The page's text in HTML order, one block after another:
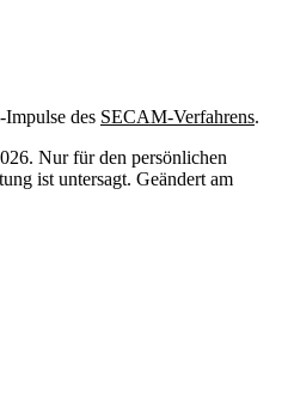
des SECAM-Verfahrens.
Nur für den persönlichen
ist untersagt. Geändert am